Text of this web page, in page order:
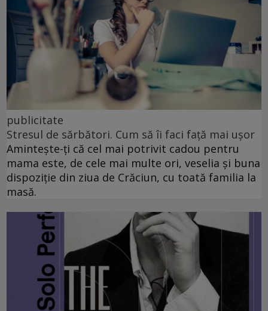
publicitate
Stresul de sărbători. Cum să îi faci față mai ușor
Amintește-ți că cel mai potrivit cadou pentru
mama este, de cele mai multe ori, veselia și buna
dispoziție din ziua de Crăciun, cu toată familia la
masă.